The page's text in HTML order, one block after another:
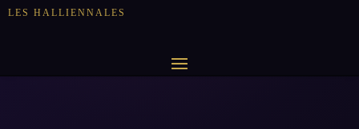
LES HALLIENNALES